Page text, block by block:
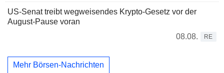
US-Senat treibt wegweisendes Krypto-Gesetz vor der
August-Pause voran
08.08.
RE
Mehr Börsen-Nachrichten